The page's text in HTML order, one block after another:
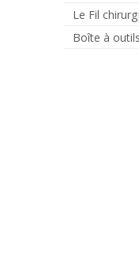
Le Fil
Boîte à